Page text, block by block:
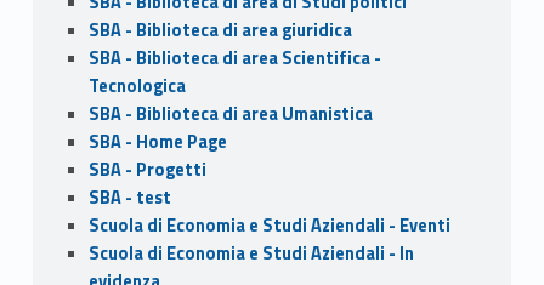
SBA - Biblioteca di area giuridica
SBA - Biblioteca di area Scientifica -
Tecnologica
SBA - Biblioteca di area Umanistica
SBA - Home Page
SBA - Progetti
SBA - test
Scuola di Economia e Studi Aziendali - Eventi
Scuola di Economia e Studi Aziendali - In